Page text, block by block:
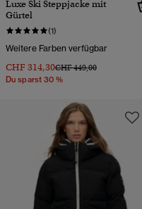
Luxe Ski Steppjacke mit
Gürtel
(1)
Weitere Farben verfügbar
CHF 314,30Preis wurde reduziert von
CHF 449,00bis
Du sparst 30 %